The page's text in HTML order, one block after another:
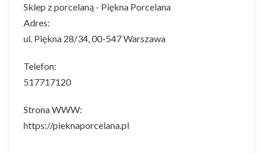
Sklep z porcelaną - Piękna Porcelana
Adres:
ul. Piękna 28/34, 00-547 Warszawa
Telefon:
517717120
Strona WWW:
https://pieknaporcelana.pl